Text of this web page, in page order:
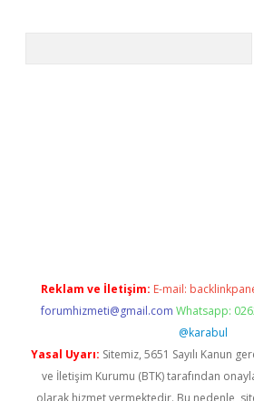
Reklam ve İletişim: E-mail:
forumhizmeti@gmail.com Whatsapp:
@karabul
Yasal Uyarı: Sitemiz, 5651 Sayılı Kanun
ve İletişim Kurumu (BTK) tarafından
olarak hizmet vermektedir. Bu nedenle,